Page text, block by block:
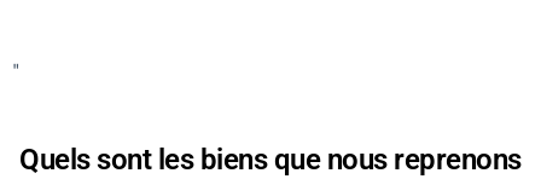
"
Quels sont les biens que nous reprenons